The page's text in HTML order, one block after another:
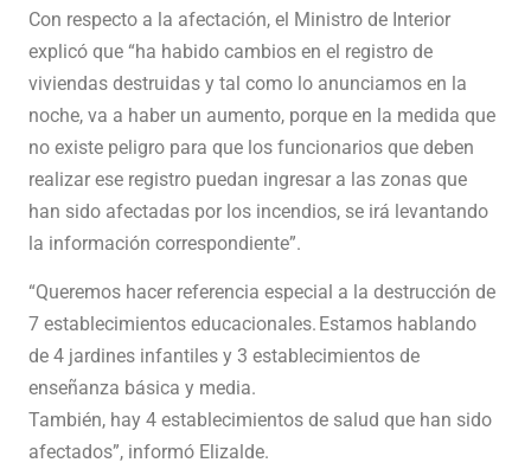
Con respecto a la afectación, el Ministro de Interior
explicó que “ha habido cambios en el registro de
viviendas destruidas y tal como lo anunciamos en la
noche, va a haber un aumento, porque en la medida que
no existe peligro para que los funcionarios que deben
realizar ese registro puedan ingresar a las zonas que
han sido afectadas por los incendios, se irá levantando
la información correspondiente”.
“Queremos hacer referencia especial a la destrucción de
7 establecimientos educacionales. Estamos hablando
de 4 jardines infantiles y 3 establecimientos de
enseñanza básica y media.
También, hay 4 establecimientos de salud que han sido
afectados”, informó Elizalde.